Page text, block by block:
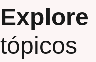
Explore
tópicos